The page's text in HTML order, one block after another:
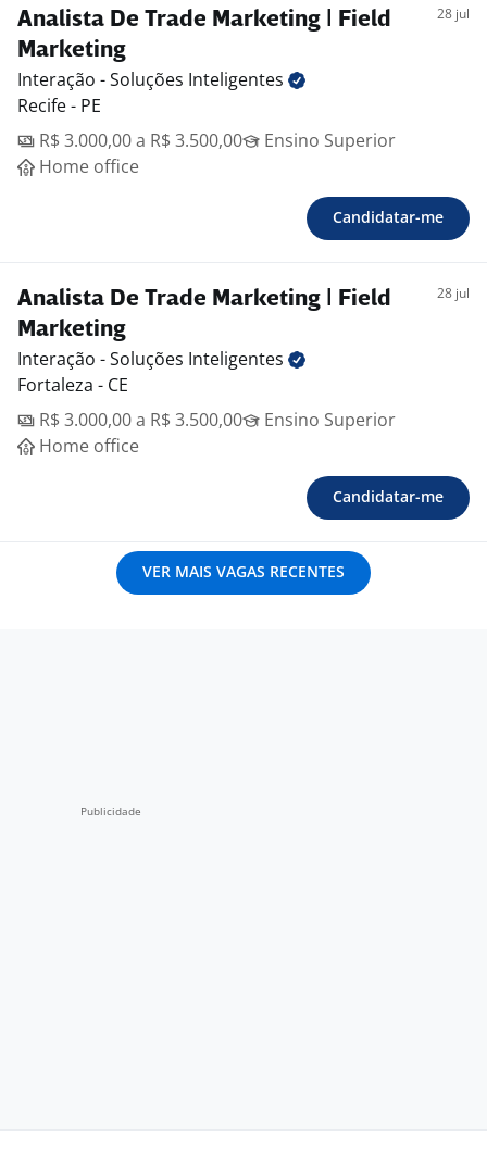
Analista De Trade Marketing | Field
Marketing
28 jul
Interação - Soluções Inteligentes
Recife - PE
R$ 3.000,00 a R$ 3.500,00
Ensino Superior
Home office
Candidatar-me
Analista De Trade Marketing | Field
Marketing
28 jul
Interação - Soluções Inteligentes
Fortaleza - CE
R$ 3.000,00 a R$ 3.500,00
Ensino Superior
Home office
Candidatar-me
VER MAIS VAGAS RECENTES